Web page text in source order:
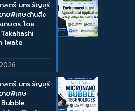
สตร์ มทร.ธัญบุรี
ยพิเศษด้านสิ่ง
เกษตร โดย
Iwate
สตร์ มทร.ธัญบุรี
ายพิเศษ